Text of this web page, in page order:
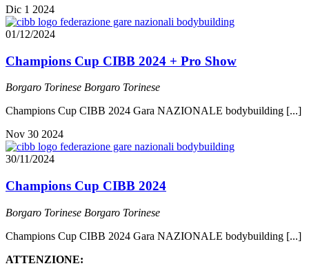
Dic 1 2024
01/12/2024
Champions Cup CIBB 2024 + Pro Show
Borgaro Torinese Borgaro Torinese
Champions Cup CIBB 2024 Gara NAZIONALE bodybuilding [...]
Nov 30 2024
30/11/2024
Champions Cup CIBB 2024
Borgaro Torinese Borgaro Torinese
Champions Cup CIBB 2024 Gara NAZIONALE bodybuilding [...]
ATTENZIONE: